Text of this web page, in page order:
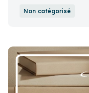
législation, du
Non catégorisé